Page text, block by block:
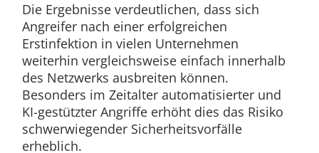
Die Ergebnisse verdeutlichen, dass sich
Angreifer nach einer erfolgreichen
Erstinfektion in vielen Unternehmen
weiterhin vergleichsweise einfach innerhalb
des Netzwerks ausbreiten können.
Besonders im Zeitalter automatisierter und
KI-gestützter Angriffe erhöht dies das Risiko
schwerwiegender Sicherheitsvorfälle
erheblich.